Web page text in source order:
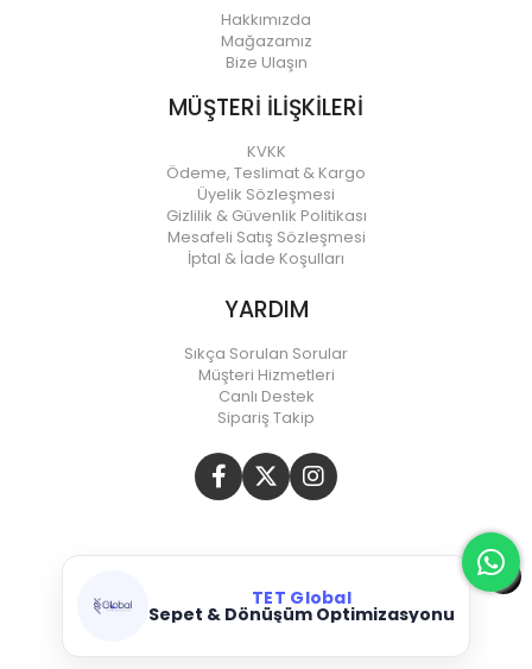
Hakkımızda
Mağazamız
Bize Ulaşın
MÜŞTERİ İLİŞKİLERİ
KVKK
Ödeme, Teslimat & Kargo
Üyelik Sözleşmesi
Gizlilik & Güvenlik Politikası
Mesafeli Satış Sözleşmesi
İptal & İade Koşulları
YARDIM
Sıkça Sorulan Sorular
Müşteri Hizmetleri
Canlı Destek
Sipariş Takip
TET Global
Sepet & Dönüşüm Optimizasyonu